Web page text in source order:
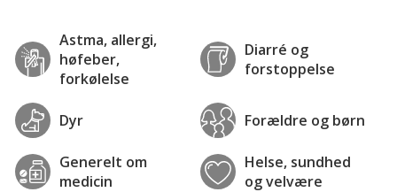
Astma, allergi,
høfeber,
forkølelse
Diarré og
forstoppelse
Dyr Forældre og børn
Generelt om
medicin
Helse, sundhed
og velvære